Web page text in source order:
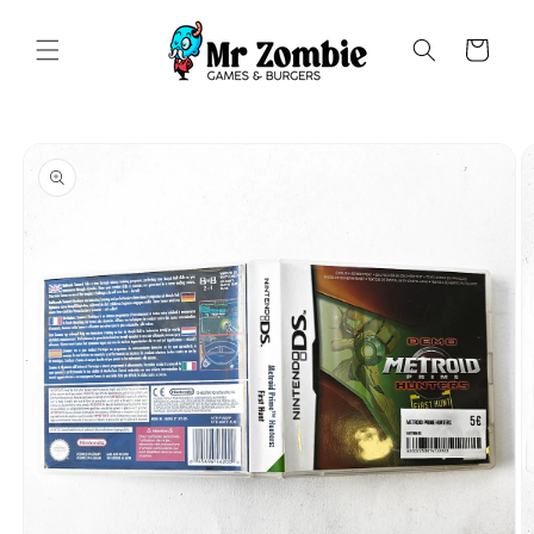
conteúdo
Carrinho
informação
do produto